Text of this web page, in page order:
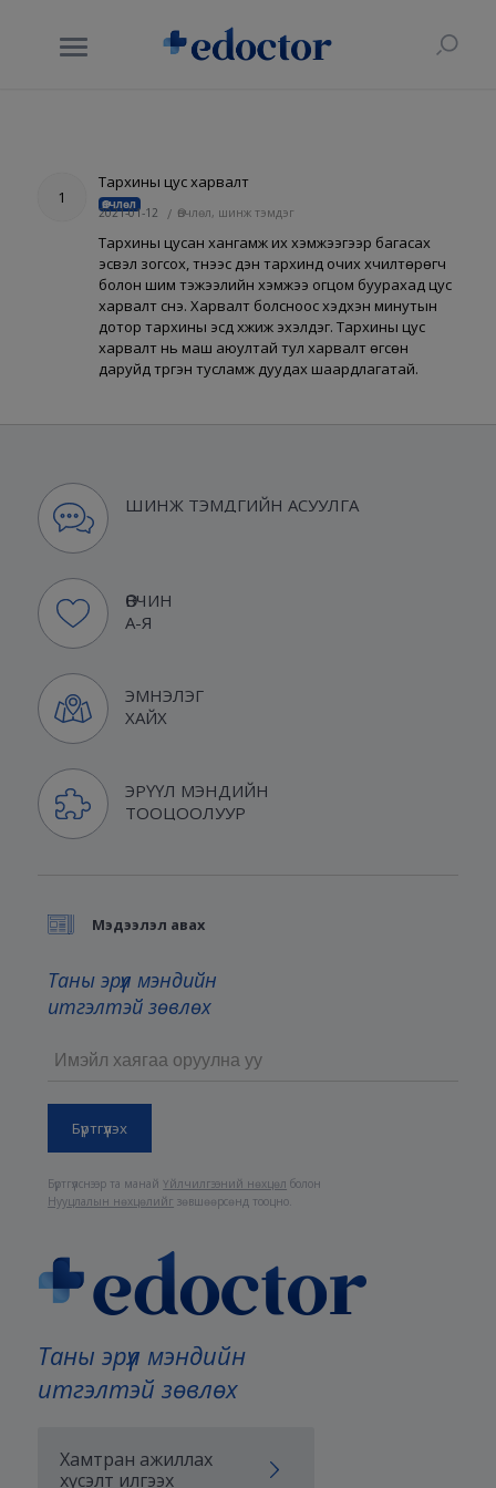
1
Тархины цус харвалт
Өвчлөл
2021-01-12 / Өвчлөл, шинж тэмдэг
Тархины цусан хангамж их хэмжээгээр багасах
эсвэл зогсох, түүнээс үүдэн тархинд очих хүчилтөрөгч
болон шим тэжээлийн хэмжээ огцом буурахад цус
харвалт үүснэ. Харвалт болсноос хэдхэн минутын
дотор тархины эсүүд үхжиж эхэлдэг. Тархины цус
харвалт нь маш аюултай тул харвалт өгсөн
даруйд түргэн тусламж дуудах шаардлагатай.
ШИНЖ ТЭМДГИЙН АСУУЛГА
ӨВЧИН
А-Я
ЭМНЭЛЭГ
ХАЙХ
ЭРҮҮЛ МЭНДИЙН
ТООЦООЛУУР
Таны эрүүл мэндийн
итгэлтэй зөвлөх
Хамтран ажиллах
хүсэлт илгээх
Мэдээлэл авах
Таны эрүүл мэндийн
итгэлтэй зөвлөх
Бүртгүүлснээр та манайҮйлчилгээний нөхцөл болон
Нууцлалын нөхцөлийг зөвшөөрсөнд тооцно.